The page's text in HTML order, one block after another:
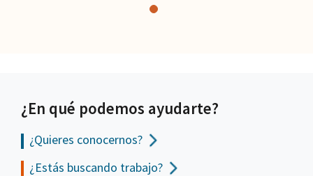
¿En qué podemos ayudarte?
¿Quieres conocernos?
¿Estás buscando trabajo?